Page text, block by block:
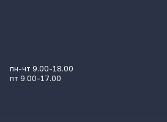
пн-чт 9.00-18.00
пт 9.00-17.00